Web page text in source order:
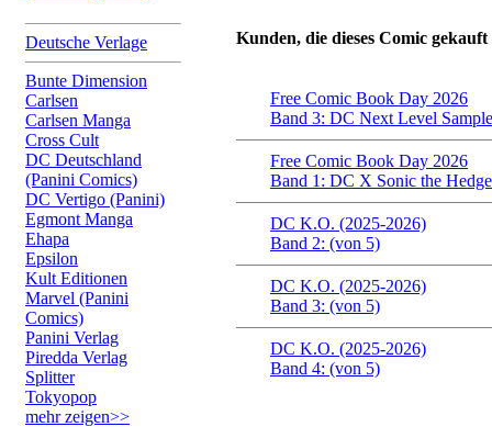
Deutsche Verlage
Bunte Dimension
Carlsen
Carlsen Manga
Cross Cult
DC Deutschland
(Panini Comics)
DC Vertigo (Panini)
Egmont Manga
Ehapa
Epsilon
Kult Editionen
Marvel (Panini
Comics)
Panini Verlag
Piredda Verlag
Splitter
Tokyopop
mehr zeigen>>
Kunden, die dieses Comic
Free Comic Book Day 2026
Band 3: DC Next Level
Free Comic Book Day 2026
Band 1: DC X Sonic the
DC K.O. (2025-2026)
Band 2: (von 5)
DC K.O. (2025-2026)
Band 3: (von 5)
DC K.O. (2025-2026)
Band 4: (von 5)